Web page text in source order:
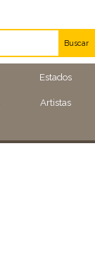
Estados
Artistas
Buscar
Artistas
Eventos